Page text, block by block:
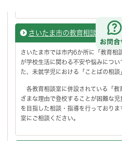
お
さいたま市の教育相談
さいたま市では市内6か所に「教育相
が学校生活に関わる不安や悩みにつ
た、未就学児における「ことばの相談
各教育相談室に併設されている「教
ざまな理由で登校することが困難な
を目指した相談・指導を行っており
室にご相談ください。